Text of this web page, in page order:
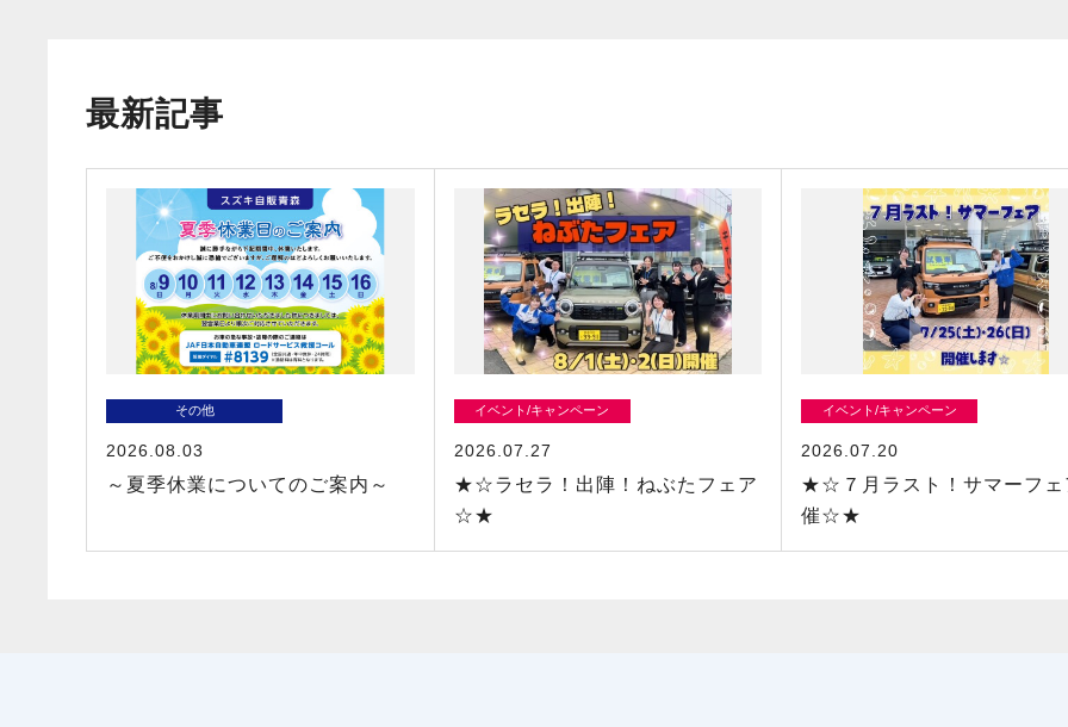
最新記事
その他
2026.08.03
～夏季休業についてのご案内～
イベント/キャンペーン
2026.07.27
★☆ラセラ！出陣！ねぶたフェア
☆★
イベント/キャンペーン
2026.07.20
★☆７月ラスト！サマーフェ
催☆★